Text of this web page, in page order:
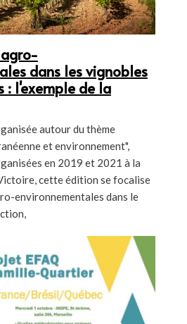
agro-
dans les vignobles
: l'exemple de la
autour du thème
et environnement",
en 2019 et 2021 à la
cette édition se focalise
environnementales dans le